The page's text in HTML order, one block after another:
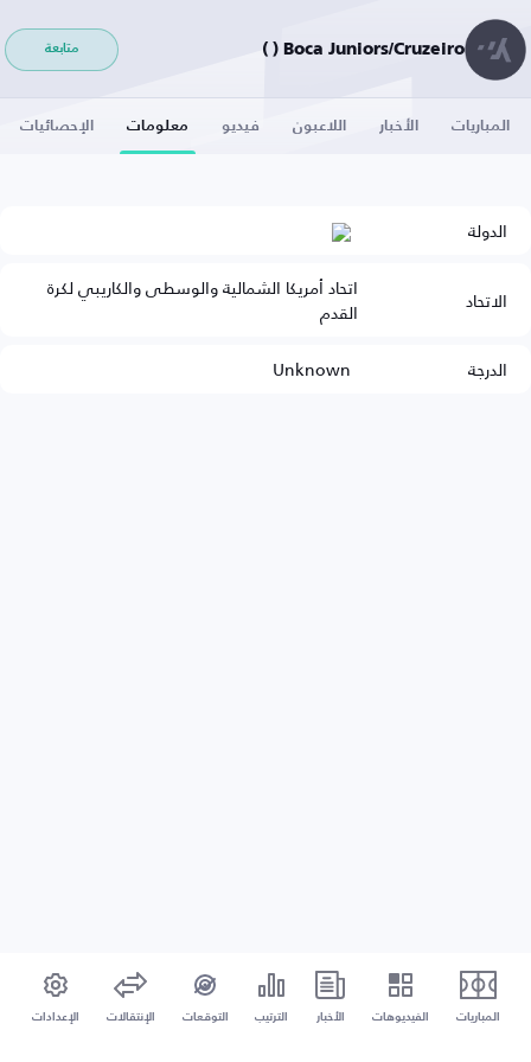
Boca Juniors/Cruzeiro ( ) متابعة
المباريات الأخبار اللاعبون فيديو معلومات الإحصائيات
الدولة
الاتحاد اتحاد أمريكا الشمالية والوسطى والكاريبي لكرة
القدم
الدرجة
Unknown
المباريات الفيديوهات الأخبار الترتيب التوقعات الإنتقالات الإعدادات